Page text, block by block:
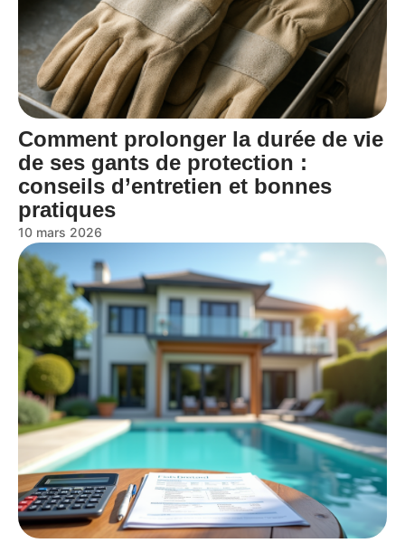
Comment prolonger la durée de vie
de ses gants de protection :
conseils d’entretien et bonnes
pratiques
10 mars 2026